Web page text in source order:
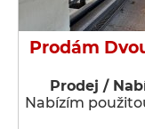
Prodám
Prodej /
Nabízím